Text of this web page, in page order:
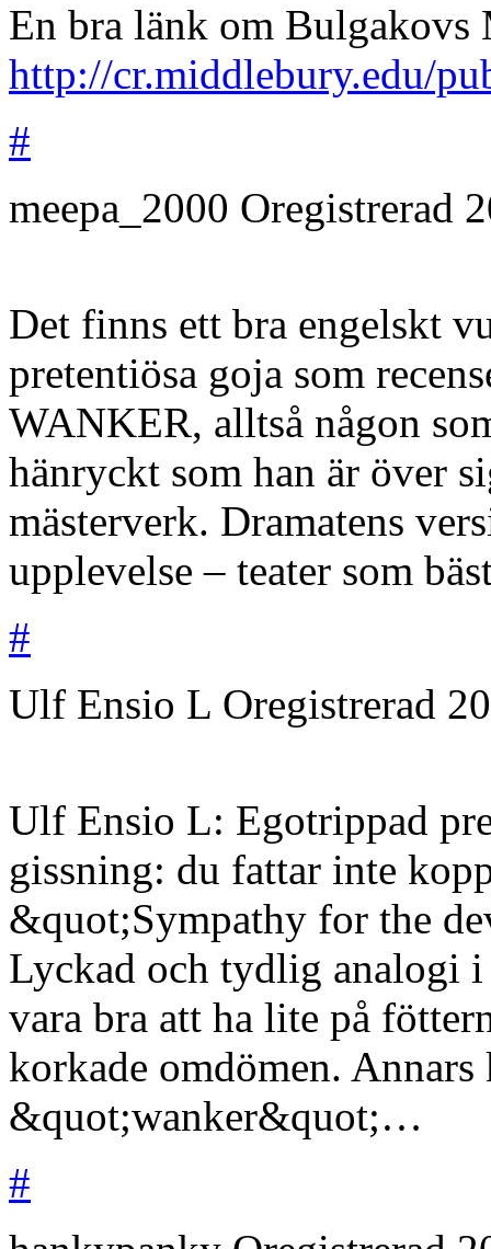
En bra länk om Bulgakovs
http://cr.middlebury.edu/
#
meepa_2000 Oregistrerad
Det finns ett bra engelskt
pretentiösa goja som
WANKER, alltså någon
hänryckt som han är över
mästerverk. Dramatens
upplevelse – teater som
#
Ulf Ensio L Oregistrerad
Ulf Ensio L: Egotrippad
gissning: du fattar inte
&quot;Sympathy for the
Lyckad och tydlig analogi i
vara bra att ha lite på
korkade omdömen.
&quot;wanker&quot;…
#